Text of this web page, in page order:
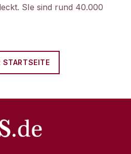
SIe sind rund 40.000
STARTSEITE